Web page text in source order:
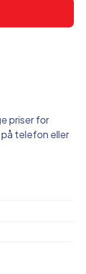
priser for
telefon eller